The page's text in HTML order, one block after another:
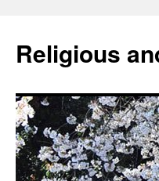
Religious